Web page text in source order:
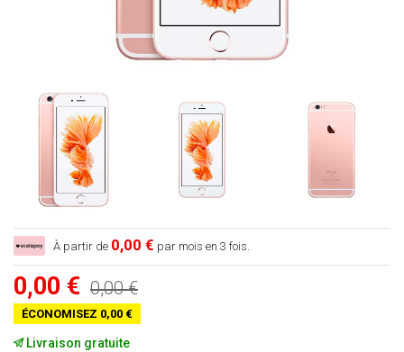
À partir de 0,00 € par mois en 3 fois.
0,00 € 0,00 €
ÉCONOMISEZ 0,00 €
Livraison gratuite